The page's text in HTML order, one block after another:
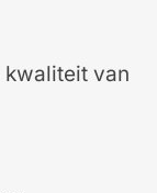
kwaliteit van